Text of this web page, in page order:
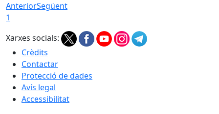
AnteriorSegüent
1
Xarxes socials:
Crèdits
Contactar
Protecció de dades
Avís legal
Accessibilitat